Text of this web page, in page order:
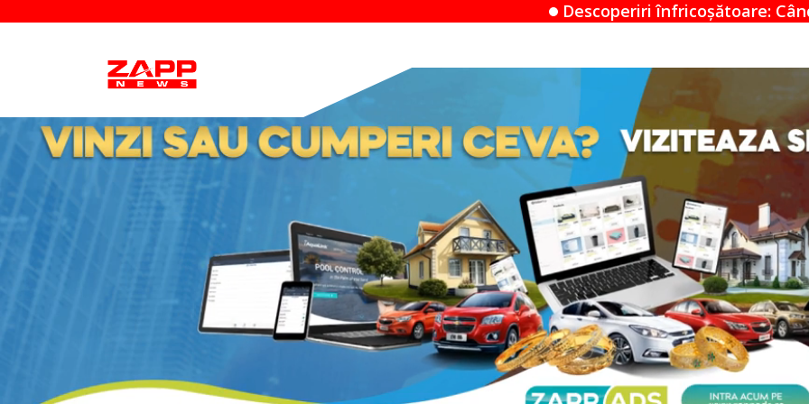
Descoperiri înfricoșătoare: Când un Airbnb devine